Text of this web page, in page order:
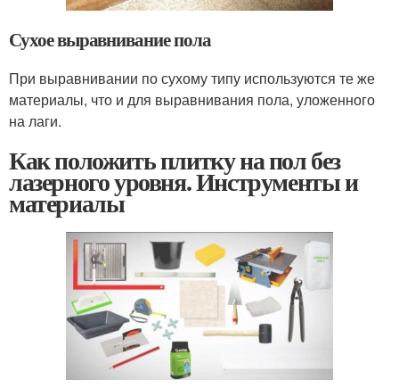
Сухое выравнивание пола
При выравнивании по сухому типу используются те же
материалы, что и для выравнивания пола, уложенного
на лаги.
Как положить плитку на пол без
лазерного уровня. Инструменты и
материалы